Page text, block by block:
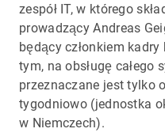
zespół IT, w którego
prowadzący Andreas
będący członkiem
tym, na obsługę całego
przeznaczane jest tylko
tygodniowo (jednostka
w Niemczech).